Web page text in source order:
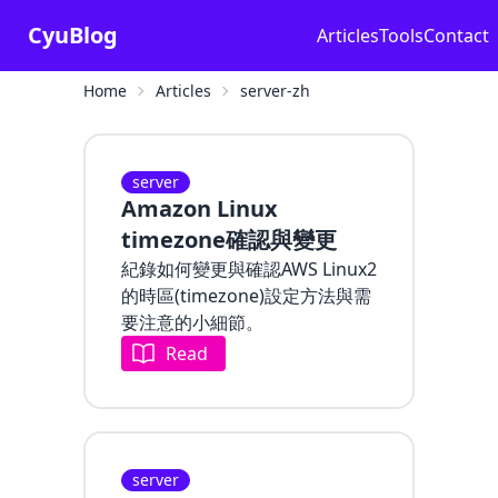
CyuBlog ArticlesToolsContact
Home Articles server-zh
server
Amazon Linux
timezone確認與變更
紀錄如何變更與確認AWS Linux2
的時區(timezone)設定方法與需
要注意的小細節。
Read
server